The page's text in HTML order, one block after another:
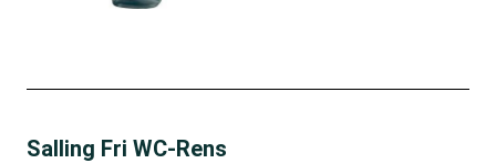
Salling Fri WC-Rens